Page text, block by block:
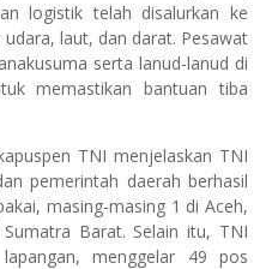
logistik telah disalurkan ke
laut, dan darat. Pesawat
serta lanud-lanud di
memastikan bantuan tiba
TNI menjelaskan TNI
pemerintah daerah berhasil
masing-masing 1 di Aceh,
Barat. Selain itu, TNI
menggelar 49 pos